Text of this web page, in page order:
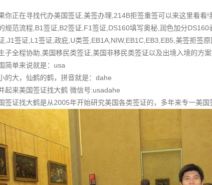
你正在寻找代办美国签证,美签办理,214B拒签重签可以来这里看
规范流程,B1签证,B2签证,F1签证,DS160填写奥秘,润色加分
,J1签证,L1签证,政庇,U类签,EB1A,NIW,EB1C,EB3,EB5,美签拒签
子全程协助,美国移民类签证,美国非移民类签证以及出境入境的方案
简单来说就是：usa
的大，仙鹤的鹤，拼音就是：dahe
起来美国签证找大鹤 微信号:usadahe
签证找大鹤是从2005年开始研究美国各类签证的，多年来专一美国